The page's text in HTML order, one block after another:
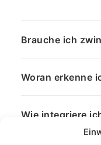
Brauche ich
Woran erkenne
Wie integriere